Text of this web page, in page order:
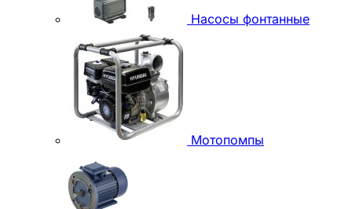
Насосы фонтанные
Мотопомпы